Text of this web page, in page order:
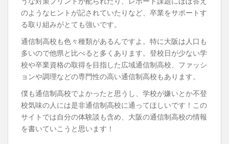
のようなヒントが記されていたりなど、卒業をサポートす
る取り組みがとても強いです。
通信制高校も色々種類があるんですよ。特に大阪は人口も
多いので他県と比べると多くあります。登校日が少ない学
校や卒業資格の取得を目指した広域通信制高校、ファッシ
ョンや調理などの専門性の高い通信制高校もあります。
僕も通信制高校でよかったと思うし、学校が嫌いとか不登
校気味の人には是非通信制高校に通ってほしいです！この
サイトでは自分の体験談も含め、大阪の通信制高校の情報
を書いていこうと思います！